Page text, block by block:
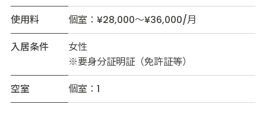
使用料
個室：¥28,000～¥36,000/月
入居条件
女性
※要身分証明証（免許証等）
空室
個室：1